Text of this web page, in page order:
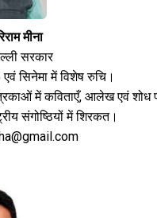
मीना
सरकार
एवं सिनेमा में विशेष रुचि।
में कविताएँ, आलेख एवं शोध
संगोष्ठियों में शिरकत।